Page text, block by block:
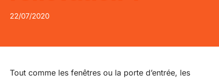
22/07/2020
Tout comme les fenêtres ou la porte d’entrée, les